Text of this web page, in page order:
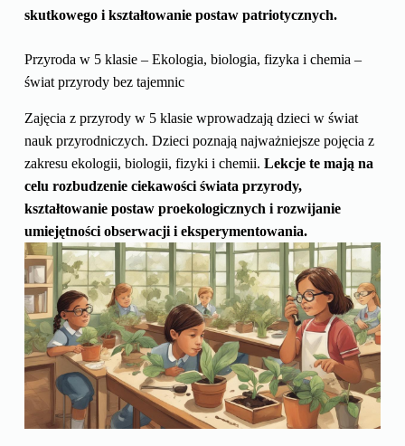
skutkowego i kształtowanie postaw patriotycznych.
Przyroda w 5 klasie – Ekologia, biologia, fizyka i chemia –
świat przyrody bez tajemnic
Zajęcia z przyrody w 5 klasie wprowadzają dzieci w świat
nauk przyrodniczych. Dzieci poznają najważniejsze pojęcia z
zakresu ekologii, biologii, fizyki i chemii. Lekcje te mają na
celu rozbudzenie ciekawości świata przyrody,
kształtowanie postaw proekologicznych i rozwijanie
umiejętności obserwacji i eksperymentowania.